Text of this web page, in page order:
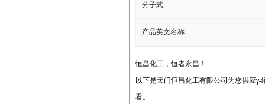
分子式
产品英文名称
恒昌化工，恒者永昌！
以下是天门恒昌化工有限公司为您供应
看。